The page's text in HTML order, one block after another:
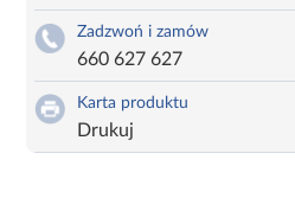
Zadzwoń i zamów
660 627 627
Karta produktu
Drukuj